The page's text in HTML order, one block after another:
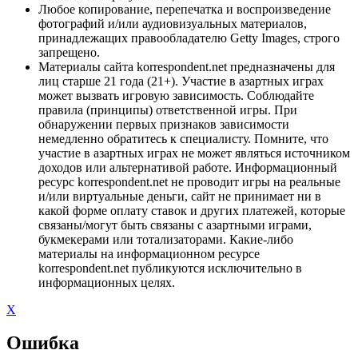
Любое копирование, перепечатка и воспроизведение
фотографий и/или аудиовизуальных материалов,
принадлежащих правообладателю Getty Images, строго
запрещено.
Материалы сайта korrespondent.net предназначены для
лиц старше 21 года (21+). Участие в азартных играх
может вызвать игровую зависимость. Соблюдайте
правила (принципы) ответственной игры. При
обнаружении первых признаков зависимости
немедленно обратитесь к специалисту. Помните, что
участие в азартных играх не может являться источником
доходов или альтернативой работе. Информационный
ресурс korrespondent.net не проводит игры на реальные
и/или виртуальные деньги, сайт не принимает ни в
какой форме оплату ставок и других платежей, которые
связаны/могут быть связаны с азартными играми,
букмекерами или тотализаторами. Какие-либо
материалы на информационном ресурсе
korrespondent.net публикуются исключительно в
информационных целях.
X
Ошибка